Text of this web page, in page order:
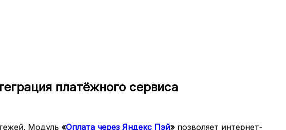
платёжного сервиса
Модуль «Оплата через Яндекс Пэй»позволяет интернет-